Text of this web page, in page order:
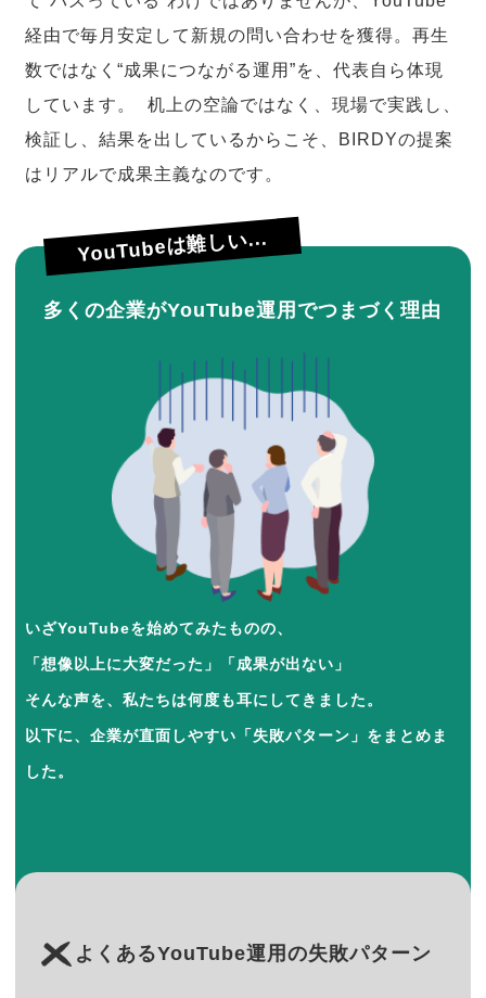
経由で毎月安定して新規の問い合わせを獲得。再生
数ではなく“成果につながる運用”を、代表自ら体現
しています。 机上の空論ではなく、現場で実践し、
検証し、結果を出しているからこそ、BIRDYの提案
はリアルで成果主義なのです。
YouTubeは難しい...
多くの企業がYouTube運用でつまづく理由
いざYouTubeを始めてみたものの、
「想像以上に大変だった」「成果が出ない」
そんな声を、私たちは何度も耳にしてきました。
以下に、企業が直面しやすい「失敗パターン」をまとめま
した。
よくあるYouTube運用の失敗パターン